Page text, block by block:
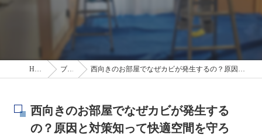
HOME ブログ 西向きのお部屋でなぜカビが発生するの？原因と対策知って快適空間を守ろう！
西向きのお部屋でなぜカビが発生する
の？原因と対策知って快適空間を守ろ